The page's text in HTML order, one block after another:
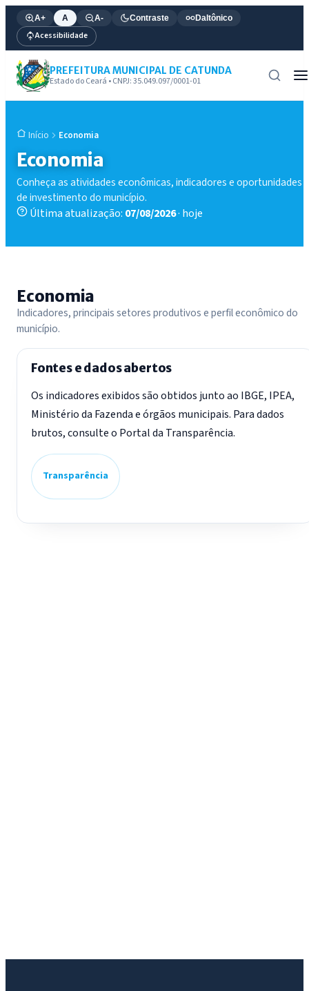
A+ A A- Contraste Daltônico
Acessibilidade
PREFEITURA MUNICIPAL DE CATUNDA
Estado do Ceará • CNPJ: 35.049.097/0001-01
Início Economia
Economia
Conheça as atividades econômicas, indicadores e oportunidades
de investimento do município.
Última atualização: 07/08/2026· hoje
Economia
Indicadores, principais setores produtivos e perfil econômico do
município.
Fontes e dados abertos
Os indicadores exibidos são obtidos junto ao IBGE, IPEA,
Ministério da Fazenda e órgãos municipais. Para dados
brutos, consulte o Portal da Transparência.
Transparência